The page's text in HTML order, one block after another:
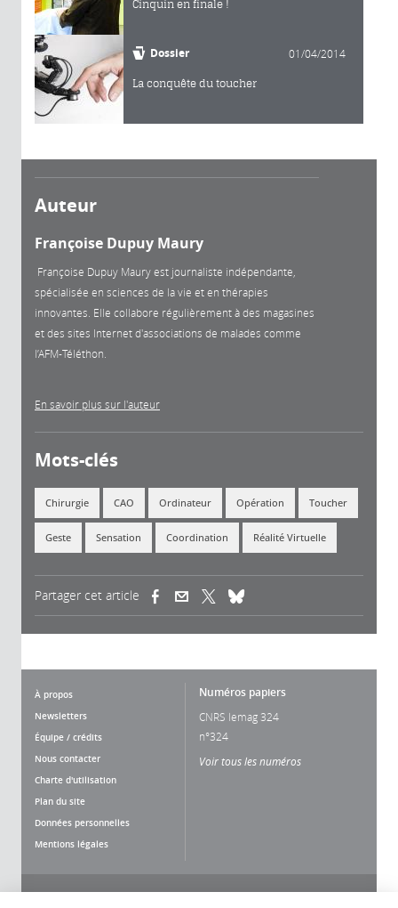
Cinquin en finale !
Dossier 01/04/2014
La conquête du toucher
Auteur
Françoise Dupuy Maury
Françoise Dupuy Maury est journaliste indépendante,
spécialisée en sciences de la vie et en thérapies
innovantes. Elle collabore régulièrement à des magasines
et des sites Internet d'associations de malades comme
l’AFM-Téléthon.
En savoir plus sur l'auteur
Mots-clés
Chirurgie CAO Ordinateur Opération Toucher
Geste Sensation Coordination Réalité Virtuelle
Partager cet article (link is external)(link is external)
À propos
Newsletters
Équipe / crédits
Nous contacter
Charte d'utilisation
Plan du site
Données personnelles
Mentions légales
Numéros papiers
CNRS lemag 324
n°324
Voir tous les numéros